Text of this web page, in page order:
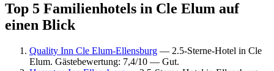
Top 5 Familienhotels in Cle Elum auf
einen Blick
Quality Inn Cle Elum-Ellensburg — 2.5-Sterne-Hotel in Cle
Elum. Gästebewertung: 7,4/10 — Gut.